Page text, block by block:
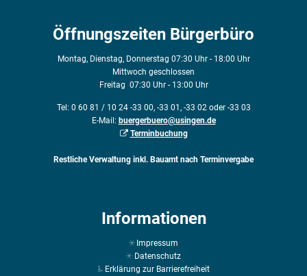
Öffnungszeiten Bürgerbüro
Montag, Dienstag, Donnerstag 07:30 Uhr - 18:00 Uhr
Mittwoch geschlossen
Freitag 07:30 Uhr - 13:00 Uhr
Tel: 0 60 81 / 10 24 -33 00, -33 01, -33 02 oder -33 03
E-Mail: buergerbuero@usingen.de
Terminbuchung
Restliche Verwaltung inkl. Bauamt nach Terminvergabe
Informationen
Impressum
Datenschutz
Erklärung zur Barrierefreiheit